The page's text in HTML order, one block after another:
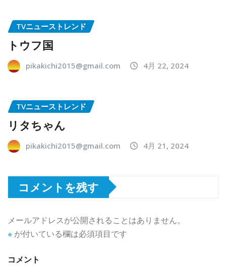
TVニューストレンド
トウフ国
pikakichi2015@gmail.com 4月 22, 2024
TVニューストレンド
リタちゃん
pikakichi2015@gmail.com 4月 21, 2024
コメントを残す
メールアドレスが公開されることはありません。
※ が付いている欄は必須項目です
コメント